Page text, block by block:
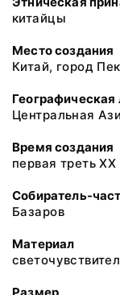
китайцы
Место создания
Китай, город
Географическая
Центральная
Время создания
первая треть ХХ
Собиратель-
Базаров
Материал